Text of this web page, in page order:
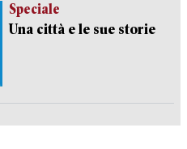
Speciale
Una città e le sue storie